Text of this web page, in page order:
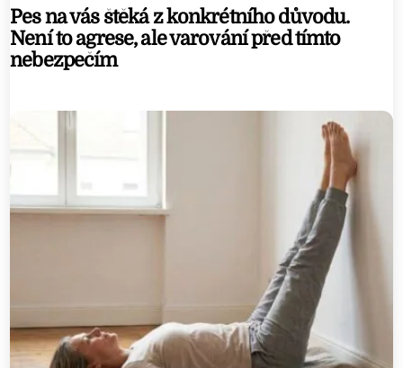
Pes na vás štěká z konkrétního důvodu.
Není to agrese, ale varování před tímto
nebezpečím